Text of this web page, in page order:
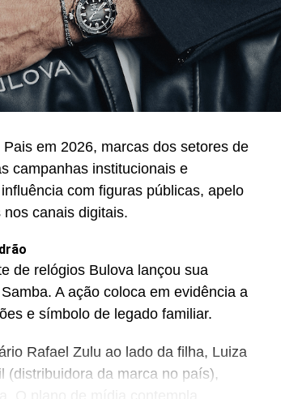
em 2026, marcas dos setores de
campanhas institucionais e
com figuras públicas, apelo
canais digitais.
de relógios Bulova lançou sua
A ação coloca em evidência a
e símbolo de legado familiar.
Rafael Zulu ao lado da filha, Luiza
(distribuidora da marca no país),